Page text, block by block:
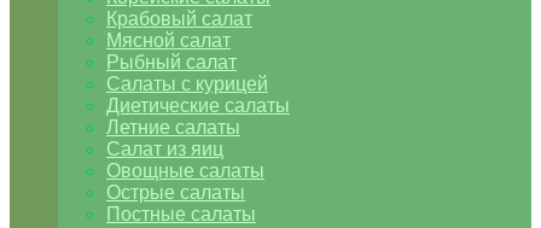
Крабовый салат
Мясной салат
Рыбный салат
Салаты с курицей
Диетические салаты
Летние салаты
Салат из яиц
Овощные салаты
Острые салаты
Постные салаты